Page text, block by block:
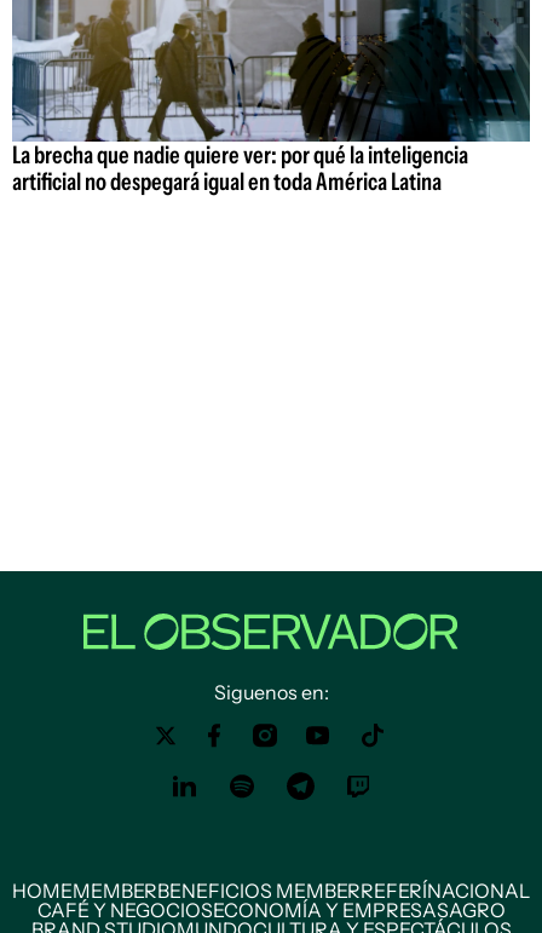
La brecha que nadie quiere ver: por qué la inteligencia
artificial no despegará igual en toda América Latina
Siguenos en:
HOMEMEMBERBENEFICIOS MEMBERREFERÍNACIONAL
CAFÉ Y NEGOCIOSECONOMÍA Y EMPRESASAGRO